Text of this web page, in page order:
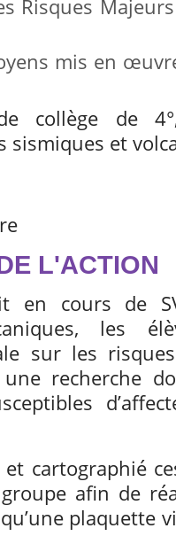
Risques
mis en
collège de
sismiques et
L'ACTION
en cours de
les
sur les
recherche
cartographié
afin de
plaquette